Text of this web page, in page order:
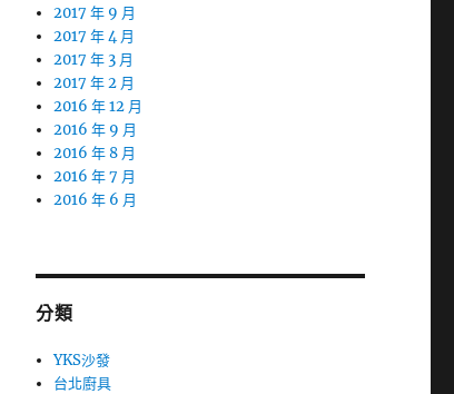
2017 年 9 月
2017 年 4 月
2017 年 3 月
2017 年 2 月
2016 年 12 月
2016 年 9 月
2016 年 8 月
2016 年 7 月
2016 年 6 月
分類
YKS沙發
台北廚具